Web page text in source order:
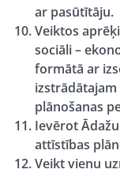
ar pasūtītāju.
Veiktos
sociāli –
formātā ar
izstrādātajam
plānošanas
Ievērot
attīstības
Veikt vienu